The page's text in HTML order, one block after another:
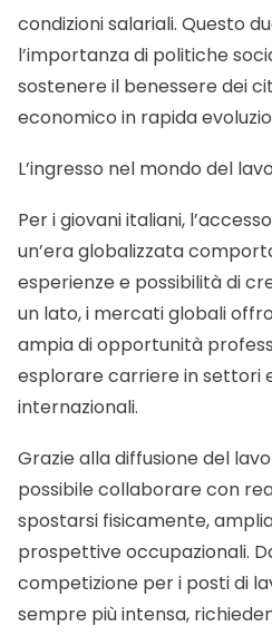
condizioni salariali. Questo
l’importanza di politiche
sostenere il benessere dei
economico in rapida
L’ingresso nel mondo del
Per i giovani italiani,
un’era globalizzata
esperienze e possibilità di
un lato, i mercati globali
ampia di opportunità
esplorare carriere in settori
internazionali.
Grazie alla diffusione del
possibile collaborare con
spostarsi fisicamente,
prospettive occupazionali.
competizione per i posti di
sempre più intensa,